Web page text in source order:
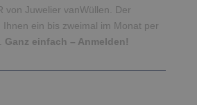
von Juwelier vanWüllen. Der
Ihnen ein bis zweimal im Monat per
Ganz einfach – Anmelden!